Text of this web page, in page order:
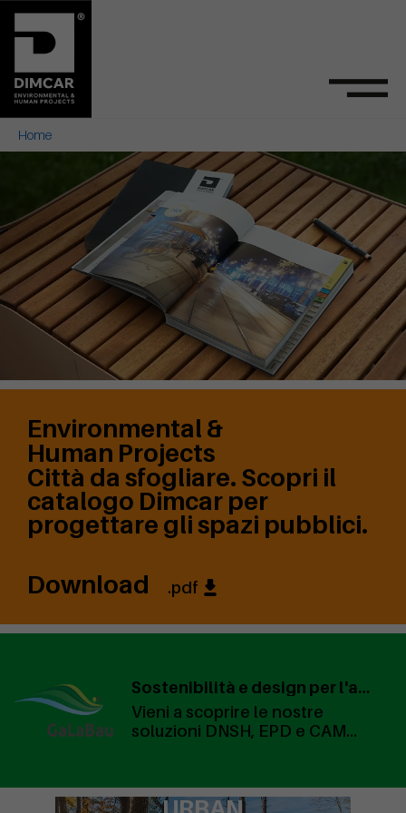
Home
Dimcar - Arredo Urbano
Environmental &
Human Projects
Città da sfogliare. Scopri il
catalogo Dimcar per
progettare gli spazi pubblici.
Download .pdf
Sostenibilità e design per l'arredo urbano | GALABAU NORIMBERGA STAND1-525 HALL 1
Vieni a scoprire le nostre
soluzioni DNSH, EPD e CAM
d'ingresso gratuito.